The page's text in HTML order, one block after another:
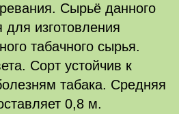
Сырьё данного
для изготовления
табачного сырья.
Сорт устойчив к
табака. Средняя
0,8 м.